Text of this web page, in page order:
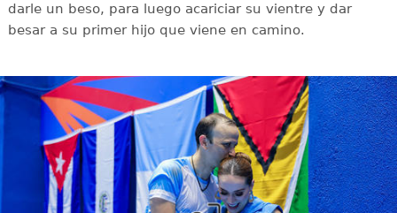
darle un beso, para luego acariciar su vientre y dar
besar a su primer hijo que viene en camino.